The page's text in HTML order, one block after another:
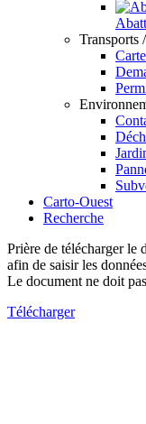
Transports
Carto-Ouest
Recherche
Prière de télécharger le
afin de saisir les
Le document ne doit
Télécharger